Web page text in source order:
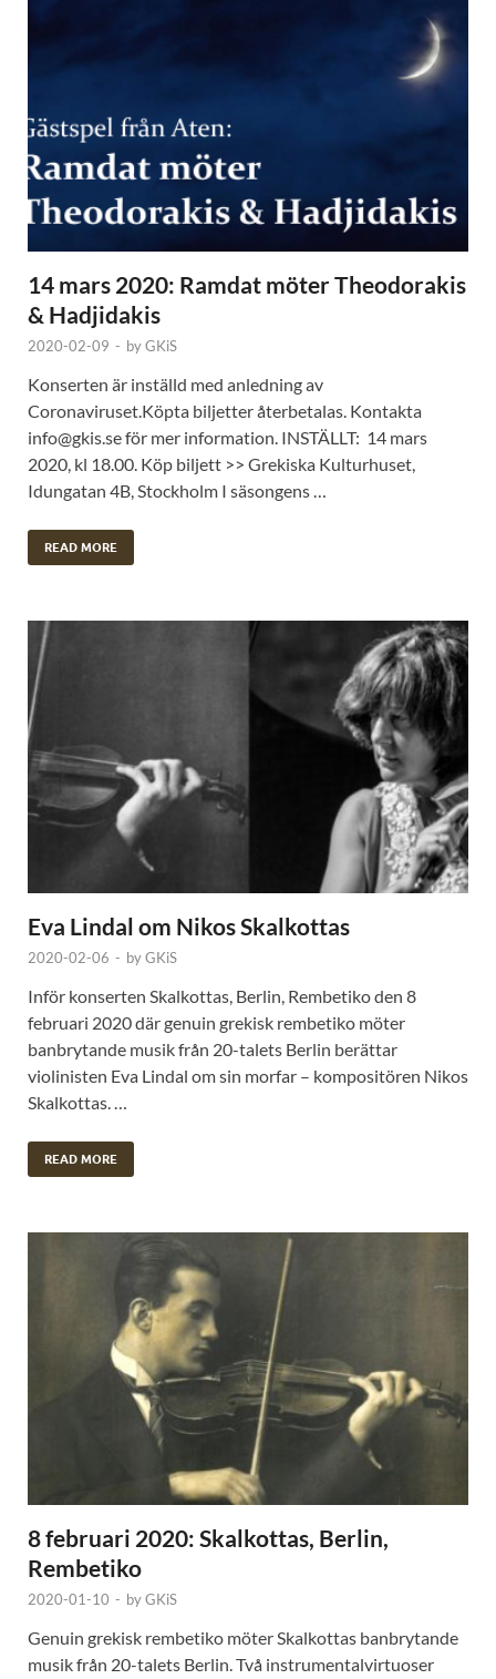
14 mars 2020: Ramdat möter Theodorakis
& Hadjidakis
2020-02-09 - byGKiS
Konserten är inställd med anledning av
Coronaviruset.Köpta biljetter återbetalas. Kontakta
info@gkis.se för mer information. INSTÄLLT: 14 mars
2020, kl 18.00. Köp biljett >> Grekiska Kulturhuset,
Idungatan 4B, Stockholm I säsongens …
READ MORE
Eva Lindal om Nikos Skalkottas
2020-02-06 - byGKiS
Inför konserten Skalkottas, Berlin, Rembetiko den 8
februari 2020 där genuin grekisk rembetiko möter
banbrytande musik från 20-talets Berlin berättar
violinisten Eva Lindal om sin morfar – kompositören Nikos
Skalkottas. …
READ MORE
8 februari 2020: Skalkottas, Berlin,
Rembetiko
2020-01-10 - byGKiS
Genuin grekisk rembetiko möter Skalkottas banbrytande
musik från 20-talets Berlin. Två instrumentalvirtuoser